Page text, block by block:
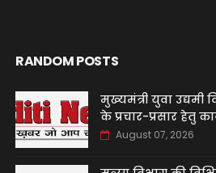
RANDOM POSTS
मुख्यमंत्री युवा
के प्रचार-प्रसार हेतु
August 07, 2026